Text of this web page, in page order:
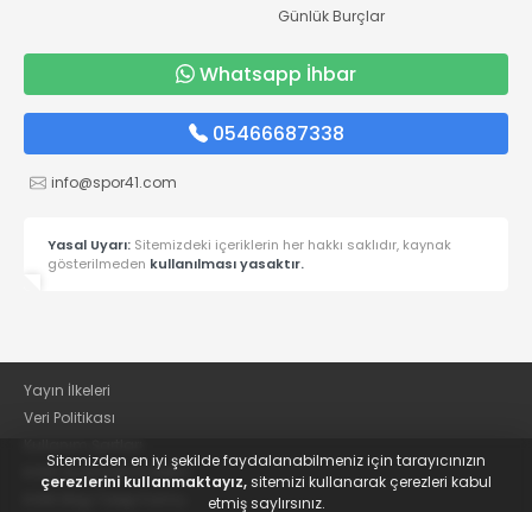
Günlük Burçlar
Whatsapp İhbar
05466687338
info@spor41.com
Yasal Uyarı: Sitemizdeki içeriklerin her hakkı saklıdır, kaynak
gösterilmeden kullanılması yasaktır.
Yayın İlkeleri
Veri Politikası
KVKK Aydınlatma Metni
Sitemizden en iyi şekilde faydalanabilmeniz için tarayıcınızın
çerezlerini kullanmaktayız,sitemizi kullanarak çerezleri kabul
etmiş saylırsınız.